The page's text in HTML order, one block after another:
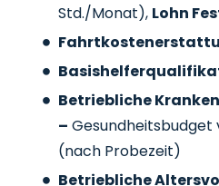
Std./Monat), Lohn
Betriebliche
–
(nach Probezeit)
Betriebliche